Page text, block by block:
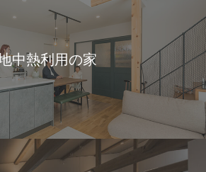
中熱利用の家